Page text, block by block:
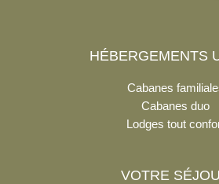
HÉBERGEMENTS
Cabanes
Cabanes duo
Lodges tout
VOTRE